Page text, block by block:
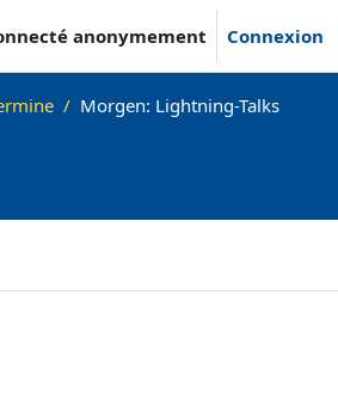
anonymement Connexion
Morgen: Lightning-Talks